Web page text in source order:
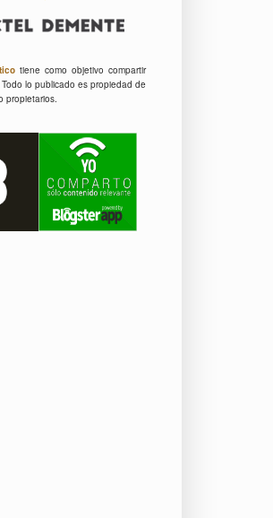
tiene como objetivo compartir
Todo lo publicado es propiedad de
propietarios.